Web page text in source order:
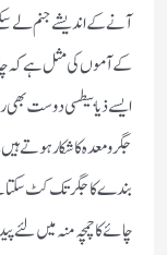
آنے کے اندیشے جنم لے
کے آموں کی مثل ہے کہ
ایسے ذیا بیطسی دوست
جگر ومعدہ کا شکار ہوتے
بندے کا جگر تک کٹ
چائے کا چمچہ منہ میں